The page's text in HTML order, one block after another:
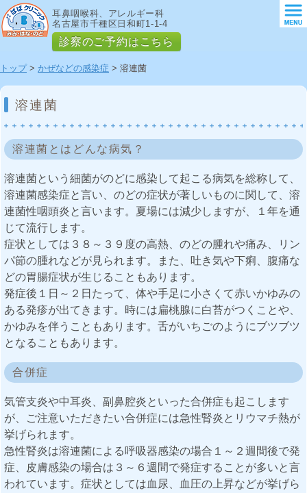
耳鼻咽喉科、アレルギー科
名古屋市千種区日和町1-1-4
診察のご予約はこちら
トップ> かぜなどの感染症 > 溶連菌
溶連菌
溶連菌とはどんな病気？
溶連菌という細菌がのどに感染して起こる病気を総称して、
溶連菌感染症と言い、のどの症状が著しいものに関して、溶
連菌性咽頭炎と言います。夏場には減少しますが、１年を通
じて流行します。
症状としては３８～３９度の高熱、のどの腫れや痛み、リン
パ節の腫れなどが見られます。また、吐き気や下痢、腹痛な
どの胃腸症状が生じることもあります。
発症後１日～２日たって、体や手足に小さくて赤いかゆみの
ある発疹が出てきます。時には扁桃腺に白苔がつくことや、
かゆみを伴うこともあります。舌がいちごのようにブツブツ
となることもあります。
合併症
気管支炎や中耳炎、副鼻腔炎といった合併症も起こします
が、ご注意いただきたい合併症には急性腎炎とリウマチ熱が
挙げられます。
急性腎炎は溶連菌による呼吸器感染の場合１～２週間後で発
症、皮膚感染の場合は３～６週間で発症することが多いと言
われています。症状としては血尿、血圧の上昇などが挙げら